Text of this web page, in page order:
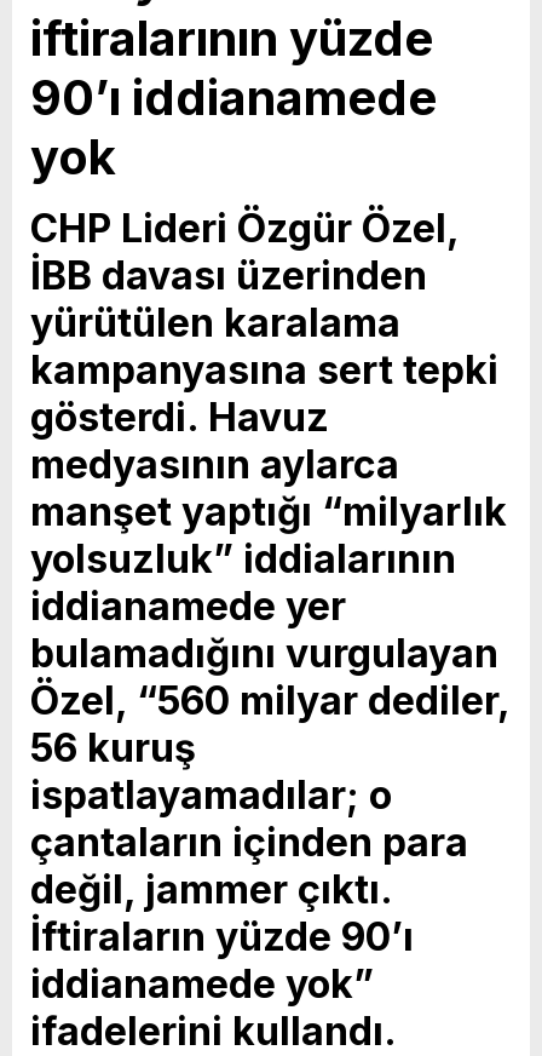
iftiralarının yüzde
90’ı iddianamede
yok
CHP Lideri Özgür Özel,
İBB davası üzerinden
yürütülen karalama
kampanyasına sert tepki
gösterdi. Havuz
medyasının aylarca
manşet yaptığı “milyarlık
yolsuzluk” iddialarının
iddianamede yer
bulamadığını vurgulayan
Özel, “560 milyar dediler,
56 kuruş
ispatlayamadılar; o
çantaların içinden para
değil, jammer çıktı.
İftiraların yüzde 90’ı
iddianamede yok”
ifadelerini kullandı.